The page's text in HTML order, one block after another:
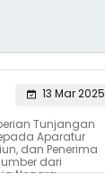
13 Mar 2025
Tunjangan
Aparatur
dan Penerima
dari
Negara